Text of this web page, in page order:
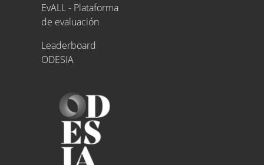
EvALL - Plataforma
de evaluación
Leaderboard
ODESIA